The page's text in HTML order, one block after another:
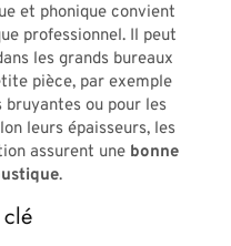
et phonique convient
professionnel. Il peut
les grands bureaux
pièce, par exemple
ou pour les
leurs épaisseurs, les
assurent une bonne
.